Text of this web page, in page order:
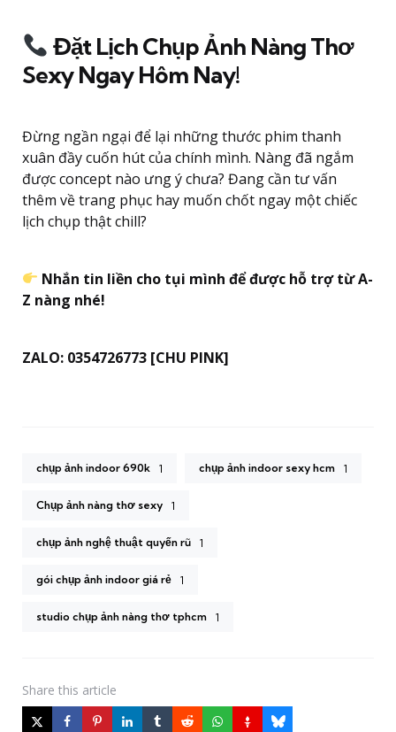
Đặt Lịch Chụp Ảnh Nàng Thơ
Sexy Ngay Hôm Nay!
Đừng ngần ngại để lại những thước phim thanh
xuân đầy cuốn hút của chính mình. Nàng đã ngắm
được concept nào ưng ý chưa? Đang cần tư vấn
thêm về trang phục hay muốn chốt ngay một chiếc
lịch chụp thật chill?
Nhắn tin liền cho tụi mình để được hỗ trợ từ A-
Z nàng nhé!
ZALO: 0354726773 [CHU PINK]
chụp ảnh indoor 690k 1 chụp ảnh indoor sexy hcm 1
Chụp ảnh nàng thơ sexy 1
chụp ảnh nghệ thuật quyến rũ 1
gói chụp ảnh indoor giá rẻ 1
studio chụp ảnh nàng thơ tphcm 1
Share this article